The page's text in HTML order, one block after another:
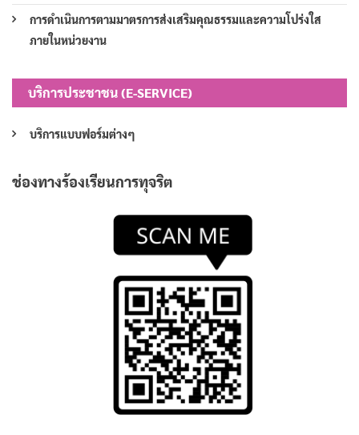
การดำเนินการตามมาตรการส่งเสริมคุณธรรมและความโปร่งใส
ภายในหน่วยงาน
บริการประชาชน (E-SERVICE)
บริการแบบฟอร์มต่างๆ
ช่องทางร้องเรียนการทุจริต